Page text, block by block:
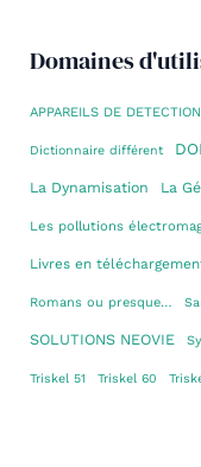
Domaines
APPAREILS DE DETECTION
Dictionnaire différent
La Dynamisation La
Les pollutions
Livres en
Romans ou presque…
SOLUTIONS NEOVIE
Triskel 51 Triskel 60